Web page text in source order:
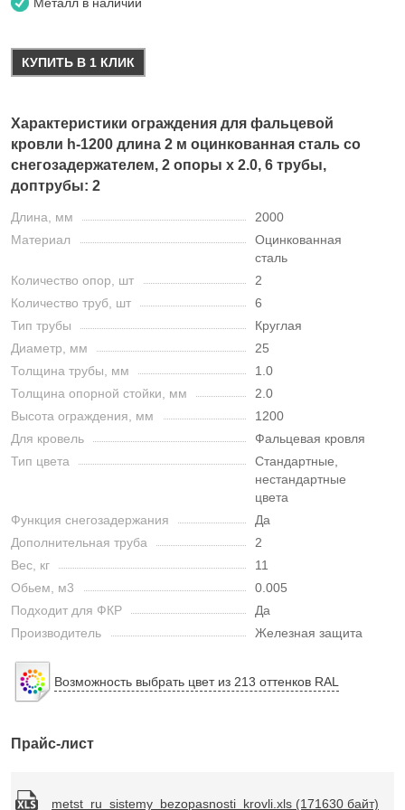
КУПИТЬ В 1 КЛИК
Характеристики ограждения для фальцевой
кровли h-1200 длина 2 м оцинкованная сталь со
снегозадержателем, 2 опоры х 2.0, 6 трубы,
доптрубы: 2
Длина, мм
2000
Материал
Оцинкованная
сталь
Количество опор, шт
2
Количество труб, шт
6
Тип трубы
Круглая
Диаметр, мм
25
Толщина трубы, мм
1.0
Толщина опорной стойки, мм
2.0
Высота ограждения, мм
1200
Для кровель
Фальцевая кровля
Тип цвета
Стандартные,
нестандартные
цвета
Функция снегозадержания
Да
Дополнительная труба
2
Вес, кг
11
Обьем, м3
0.005
Подходит для ФКР
Да
Производитель
Железная защита
Возможность выбрать цвет из 213 оттенков RAL
Прайс-лист
metst_ru_sistemy_bezopasnosti_krovli.xls (171630 байт)